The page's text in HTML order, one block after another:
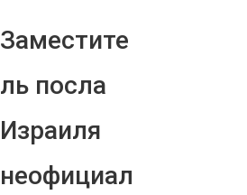
Заместите
ль посла
Израиля
неофициал